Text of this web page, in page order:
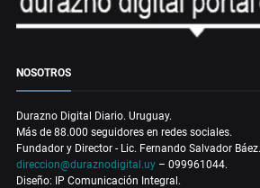
NOSOTROS
Durazno Digital Diario. Uruguay.
Más de 88.000 seguidores en redes sociales.
Fundador y Director - Lic. Fernando Salvador
direccion@duraznodigital.uy – 099961044.
Diseño: IP Comunicación Integral.